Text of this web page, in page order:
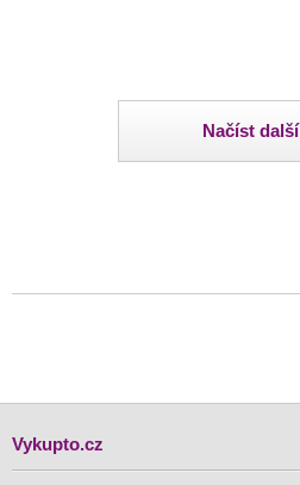
Načíst další
Vykupto.cz